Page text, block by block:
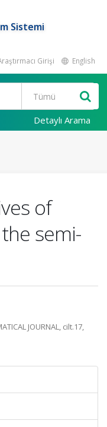
Sistemi
Girişi English
Detaylı Arama
of
semi-
JOURNAL, cilt.17,